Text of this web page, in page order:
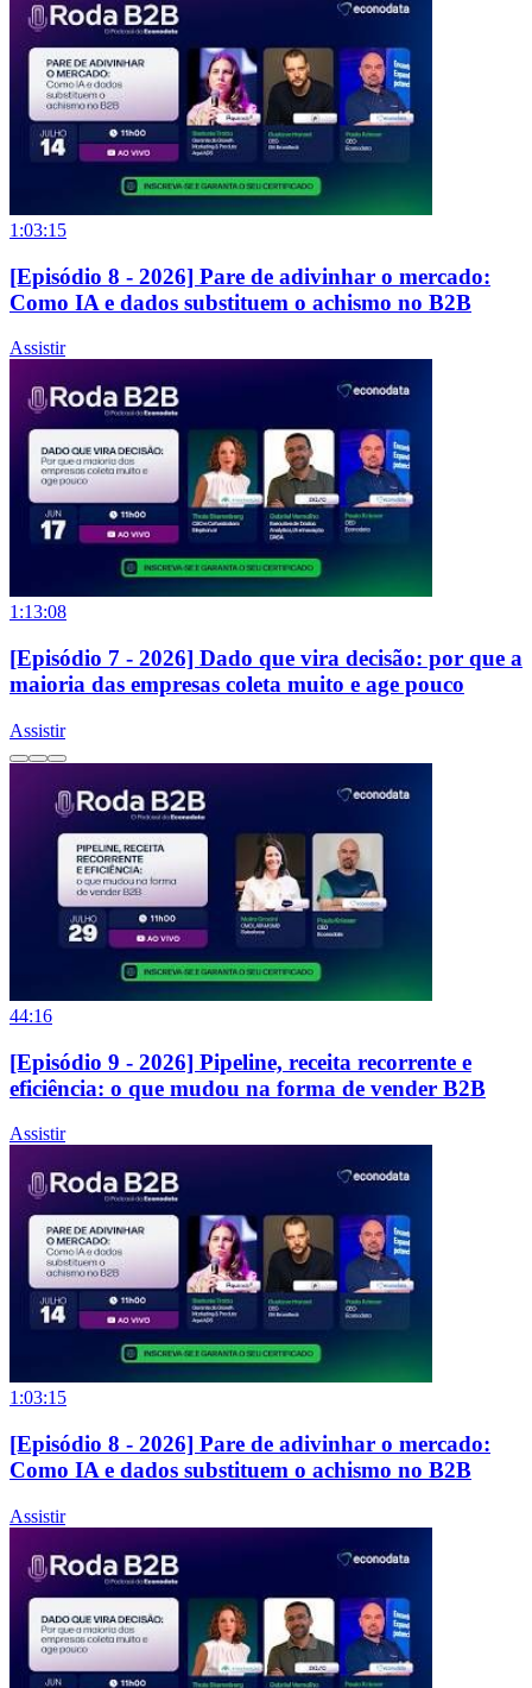
1:03:15
[Episódio 8 - 2026] Pare de adivinhar o mercado:
Como IA e dados substituem o achismo no B2B
Assistir
1:13:08
[Episódio 7 - 2026] Dado que vira decisão: por que a
maioria das empresas coleta muito e age pouco
Assistir
44:16
[Episódio 9 - 2026] Pipeline, receita recorrente e
eficiência: o que mudou na forma de vender B2B
Assistir
1:03:15
[Episódio 8 - 2026] Pare de adivinhar o mercado:
Como IA e dados substituem o achismo no B2B
Assistir